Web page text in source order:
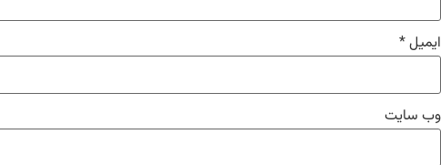
ایمیل*
وب‌ سایت